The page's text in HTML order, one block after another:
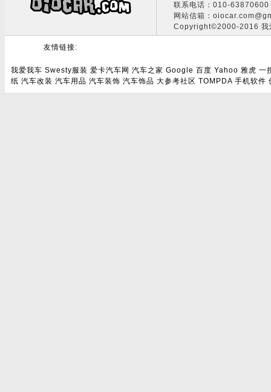
联系电话：010-
网站信箱：
Copyright©2000-2016 我
友情链接:
我爱我车 Swesty服装 爱卡汽车网 汽车之家 Google 百度 Yahoo 雅虎 一
纸 汽车改装 汽车用品 汽车装饰 汽车饰品 大参考社区 TOMPDA 手机软件